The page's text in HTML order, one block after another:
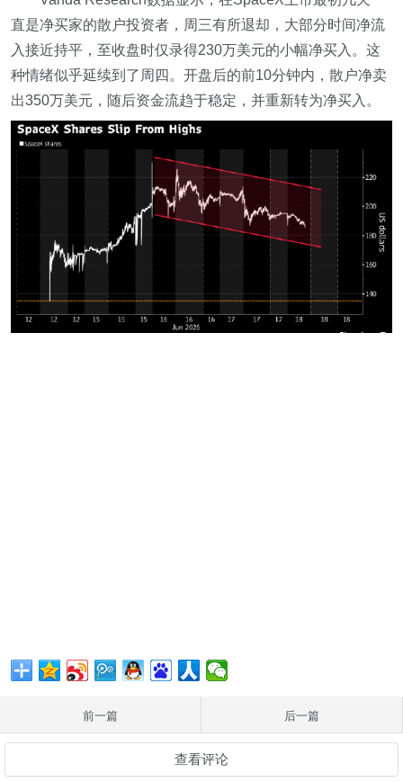
直是净买家的散户投资者，周三有所退却，大部分时间净流
入接近持平，至收盘时仅录得230万美元的小幅净买入。这
种情绪似乎延续到了周四。开盘后的前10分钟内，散户净卖
出350万美元，随后资金流趋于稳定，并重新转为净买入。
前一篇 后一篇
查看评论